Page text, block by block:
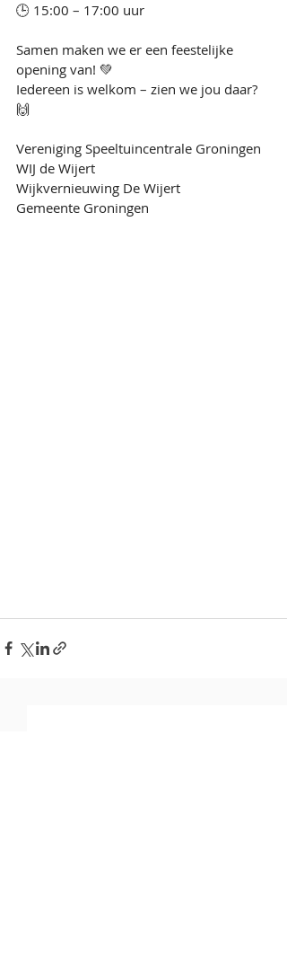
🕒 15:00 – 17:00 uur
Samen maken we er een feestelijke
opening van! 💚
Iedereen is welkom – zien we jou daar?
🙌
Vereniging Speeltuincentrale Groningen
WIJ de Wijert
Wijkvernieuwing De Wijert
Gemeente Groningen